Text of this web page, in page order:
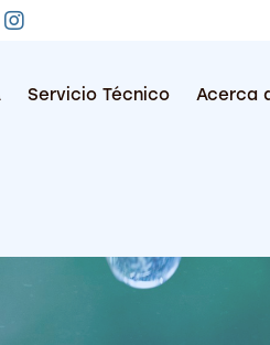
Servicio Técnico Acerca